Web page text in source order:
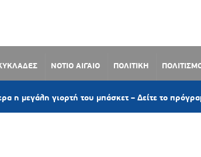
ΝΟΤΙΟ ΑΙΓΑΙΟ ΠΟΛΙΤΙΚΗ
του μπάσκετ – Δείτε το πρόγραμμα της